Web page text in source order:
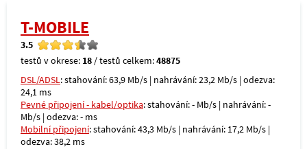
T-MOBILE
3.5
testů v okrese: 18 / testů celkem:48875
DSL/ADSL: stahování: 63,9 Mb/s | nahrávání: 23,2 Mb/s | odezva:
24,1 ms
Pevné připojení - kabel/optika: stahování: - Mb/s | nahrávání: -
Mb/s | odezva: - ms
Mobilní připojení: stahování: 43,3 Mb/s | nahrávání: 17,2 Mb/s |
odezva: 38,2 ms